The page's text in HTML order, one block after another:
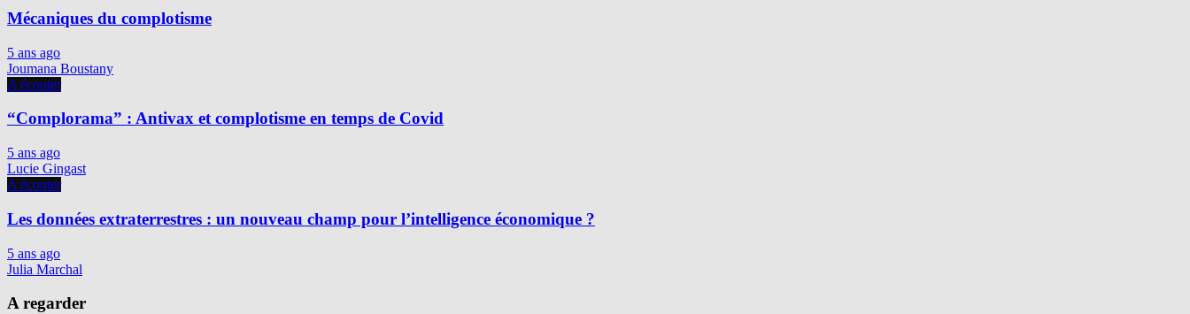
Mécaniques du complotisme
5 ans ago
Joumana Boustany
A écouter
“Complorama” : Antivax et complotisme en temps de Covid
5 ans ago
Lucie Gingast
A écouter
Les données extraterrestres : un nouveau champ pour l’intelligence économique ?
5 ans ago
Julia Marchal
A regarder